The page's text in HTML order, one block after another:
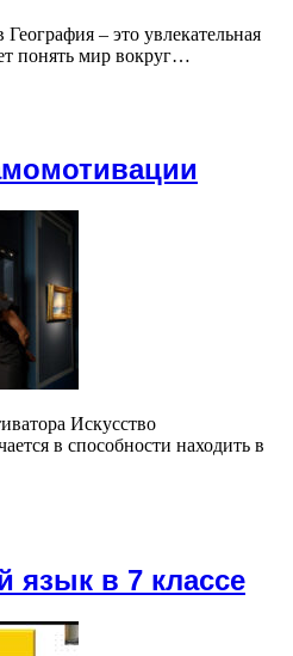
– это увлекательная
понять мир вокруг…
Искусство
в способности находить в
язык в 7 классе